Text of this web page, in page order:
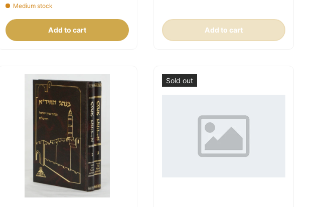
Medium stock
Add to cart Add to cart
Sold out